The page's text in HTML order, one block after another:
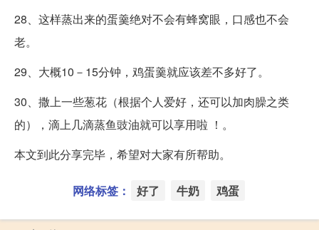
28、这样蒸出来的蛋羹绝对不会有蜂窝眼，口感也不会
老。
29、大概10－15分钟，鸡蛋羹就应该差不多好了。
30、撒上一些葱花（根据个人爱好，还可以加肉臊之类
的），滴上几滴蒸鱼豉油就可以享用啦 ！。
本文到此分享完毕，希望对大家有所帮助。
网络标签： 好了 牛奶 鸡蛋